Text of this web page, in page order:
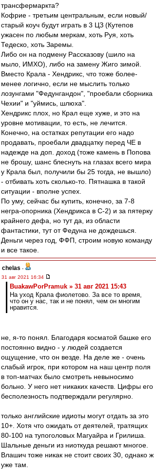
трансфермаркта?
Кофрие - третьим центральным, если новый/
старый коуч будут играть в 3 ЦЗ (Кутепов
ужасен по любым меркам, хоть Руя, хоть
Тедеско, хоть Заремы.
Либо он на подмену Рассказову (шило на
мыло, ИМХО), либо на замену Жиго зимой.
Вместо Крала - Хендрикс, что тоже более-
менее логично, если не мыслить только
лозунгами "Федунгандон", "проебали сборника
Чехии" и "уймись, шлюха".
Хендрикс плох, но Крал еще хуже, и это на
уровне мотивации, то есть, не лечится.
Конечно, на остатках репутации его надо
продавать, проебали двадцатку перед ЧЕ в
надежде на доп. доход (тоже камень в Попова
не брошу, шанс блеснуть на глазах всего мира
у Крала был, получили бы 25 тогда, не вышло)
- отбивать хоть сколько-то. Пятнашка в такой
ситуации - вполне успех.
По уму, сейчас бы купить, конечно, за 7-8
негра-опорника (Хендрикса в С-2) и за пятерку
крайнего дефа, но тут да, из области
фантастики, тут от Федуна не дождешься.
Деньги через год, ФФП, строим новую команду
и все такое.
chelas -
31 авг 2021 16:34
BuakawPorPramuk » 31 авг 2021 15:43
На уход Крала фиолетово. За все то время,
что он у нас, так и не понял, чем он многим
нравится.
не, я-то понял. Благодаря косматой башке его
постоянно видно - у людей создается
ощущение, что он везде. На деле же - очень
слабый игрок, при котором на наш центр поля
в топ-матчах было смотреть невыносимо
больно. У него нет никаких качеств. Цифры его
бесполезность подтверждали регулярно.
только английские идиоты могут отдать за это
10+. Хотя что ожидать от деятелей, тратящих
80-100 на тупоголовых Магуайра и Грилиша.
Шальные деньги из ниоткуда решают многое.
Влашич тоже никак не стоит своих 30, однако ж
уже там.